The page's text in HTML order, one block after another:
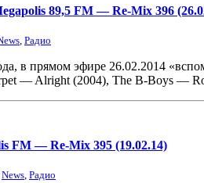
89,5 FM — Re-Mix 396
Радио
в прямом эфире 26.02.2014
— Alright (2004), The B-Boys —
FM — Re-Mix 395 (19.02.14)
News, Радио